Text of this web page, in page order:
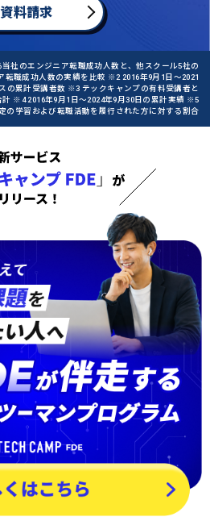
資料請求
社のエンジニア転職成功人数と、他スクール5社の
転職成功人数の実績を比較 ※2 2016年9月1日〜2021
の累計受講者数 ※3 テックキャンプの有料受講者と
※4 2016年9月1日〜2024年9月30日の累計実績 ※5
の学習および転職活動を履行された方に対する割合